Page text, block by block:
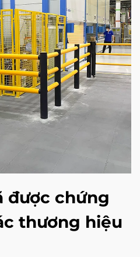
được chứng
thương hiệu